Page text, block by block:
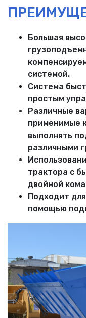
Большая
системой.
Система
простым
Различные
применимые
выполнять
различными
трактора с
двойной
Подходит
помощью